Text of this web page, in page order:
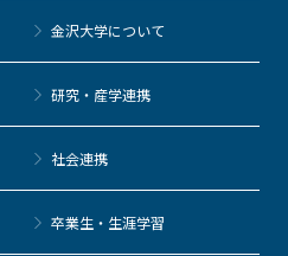
金沢大学について
研究・産学連携
社会連携
卒業生・生涯学習